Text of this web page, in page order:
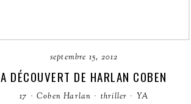
septembre 15, 2012
A DÉCOUVERT DE HARLAN COBEN
17 · Coben Harlan · thriller · YA